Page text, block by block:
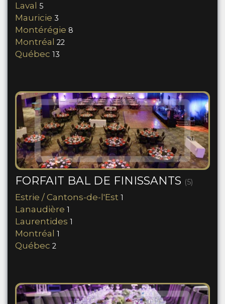
Laval 5
Mauricie 3
Montérégie 8
Montréal 22
Québec 13
FORFAIT BAL DE FINISSANTS (5)
Estrie / Cantons-de-l'Est 1
Lanaudière 1
Laurentides 1
Montréal 1
Québec 2